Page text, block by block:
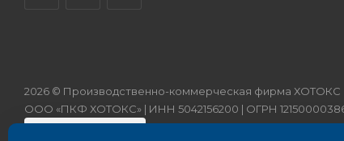
2026 © Производственно-коммерческая фирма ХОТОКС
ООО «ПКФ ХОТОКС» | ИНН 5042156200 | ОГРН